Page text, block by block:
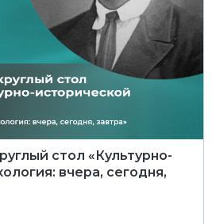
стол «Культурно-
вчера, сегодня,